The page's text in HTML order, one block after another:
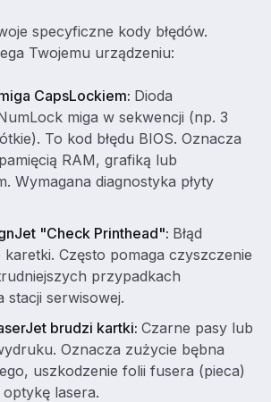
specyficzne kody błędów.
Twojemu urządzeniu:
CapsLockiem: Dioda
miga w sekwencji (np. 3
To kod błędu BIOS. Oznacza
RAM, grafiką lub
Wymagana diagnostyka płyty
"Check Printhead": Błąd
karetki. Często pomaga czyszczenie
przypadkach
stacji serwisowej.
brudzi kartki: Czarne pasy lub
Oznacza zużycie bębna
uszkodzenie folii fusera (pieca)
lasera.